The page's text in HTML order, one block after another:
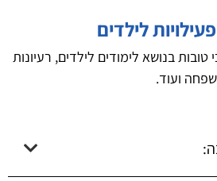
לילדים
בנושא לימודים לילדים, רעיונות
ועוד.